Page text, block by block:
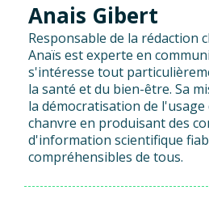
Anais Gibert
Responsable de la rédaction
Anaïs est experte en
s'intéresse tout
la santé et du bien-être. Sa
la démocratisation de l'usage
chanvre en produisant des
d'information scientifique
compréhensibles de tous.